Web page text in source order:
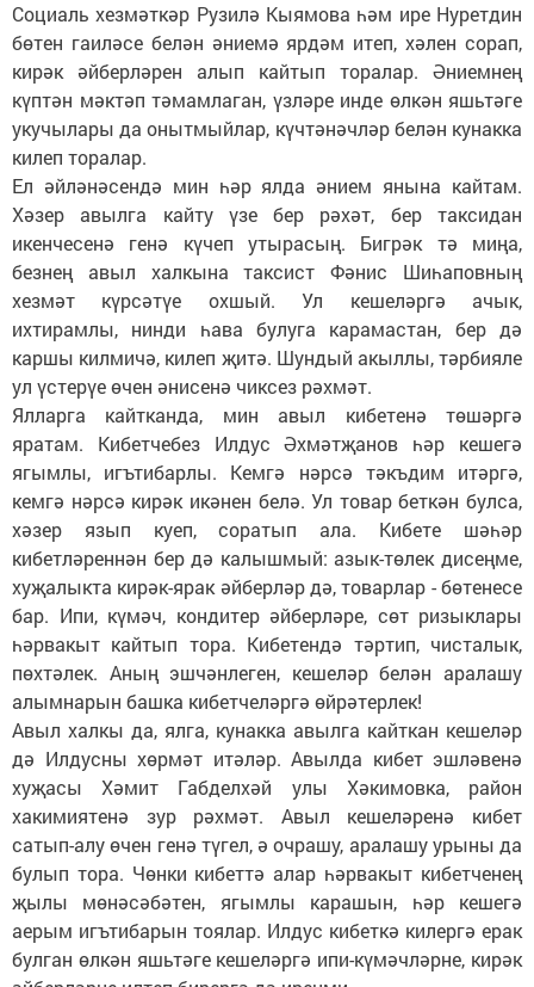
Социаль хезмәткәр Рузилә Кыямова һәм ире Нуретдин
бөтен гаиләсе белән әниемә ярдәм итеп, хәлен сорап,
кирәк әйберләрен алып кайтып торалар. Әниемнең
күптән мәктәп тәмамлаган, үзләре инде өлкән яшьтәге
укучылары да онытмыйлар, күчтәнәчләр белән кунакка
килеп торалар.
Ел әйләнәсендә мин һәр ялда әнием янына кайтам.
Хәзер авылга кайту үзе бер рәхәт, бер таксидан
икенчесенә генә күчеп утырасың. Бигрәк тә миңа,
безнең авыл халкына таксист Фәнис Шиһаповның
хезмәт күрсәтүе охшый. Ул кешеләргә ачык,
ихтирамлы, нинди һава булуга карамастан, бер дә
каршы килмичә, килеп җитә. Шундый акыллы, тәрбияле
ул үстерүе өчен әнисенә чиксез рәхмәт.
Ялларга кайтканда, мин авыл кибетенә төшәргә
яратам. Кибетчебез Илдус Әхмәтҗанов һәр кешегә
ягымлы, игътибарлы. Кемгә нәрсә тәкъдим итәргә,
кемгә нәрсә кирәк икәнен белә. Ул товар беткән булса,
хәзер язып куеп, соратып ала. Кибете шәһәр
кибетләреннән бер дә калышмый: азык-төлек дисеңме,
хуҗалыкта кирәк-ярак әйберләр дә, товарлар - бөтенесе
бар. Ипи, күмәч, кондитер әйберләре, сөт ризыклары
һәрвакыт кайтып тора. Кибетендә тәртип, чисталык,
пөхтәлек. Аның эшчәнлеген, кешеләр белән аралашу
алымнарын башка кибетчеләргә өйрәтерлек!
Авыл халкы да, ялга, кунакка авылга кайткан кешеләр
дә Илдусны хөрмәт итәләр. Авылда кибет эшләвенә
хуҗасы Хәмит Габделхәй улы Хәкимовка, район
хакимиятенә зур рәхмәт. Авыл кешеләренә кибет
сатып-алу өчен генә түгел, ә очрашу, аралашу урыны да
булып тора. Чөнки кибеттә алар һәрвакыт кибетченең
җылы мөнәсәбәтен, ягымлы карашын, һәр кешегә
аерым игътибарын тоялар. Илдус кибеткә килергә ерак
булган өлкән яшьтәге кешеләргә ипи-күмәчләрне, кирәк